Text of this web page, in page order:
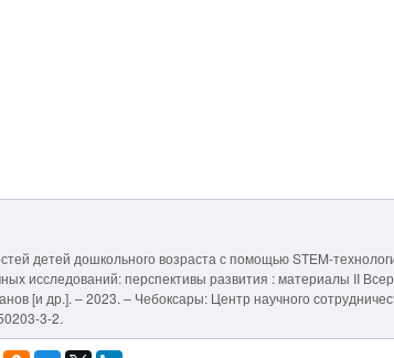
детей дошкольного возраста с помощью STEM-
исследований: перспективы развития : материалы II
[и др.]. – 2023. – Чебоксары: Центр научного
3-2.